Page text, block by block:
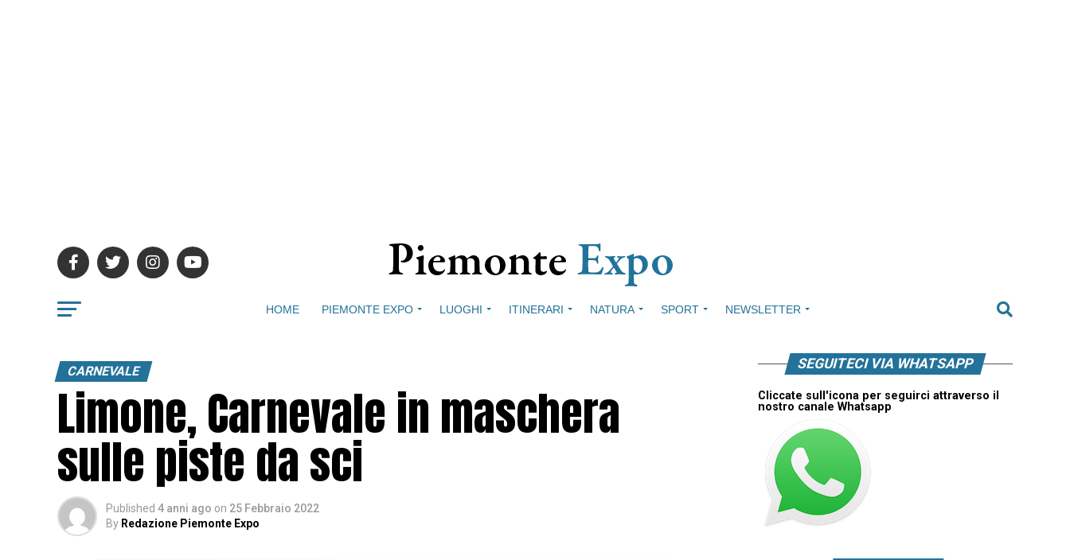
HOME PIEMONTE EXPO LUOGHI ITINERARI NATURA SPORT NEWSLETTER
CARNEVALE
Limone, Carnevale in maschera
sulle piste da sci
Published 4 anni ago on 25 Febbraio 2022
By Redazione Piemonte Expo
SEGUITECI VIA WHATSAPP
Cliccate sull'icona per seguirci attraverso il
nostro canale Whatsapp